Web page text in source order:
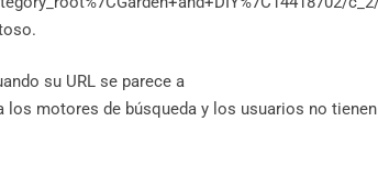
su URL se parece a
motores de búsqueda y los usuarios no tienen